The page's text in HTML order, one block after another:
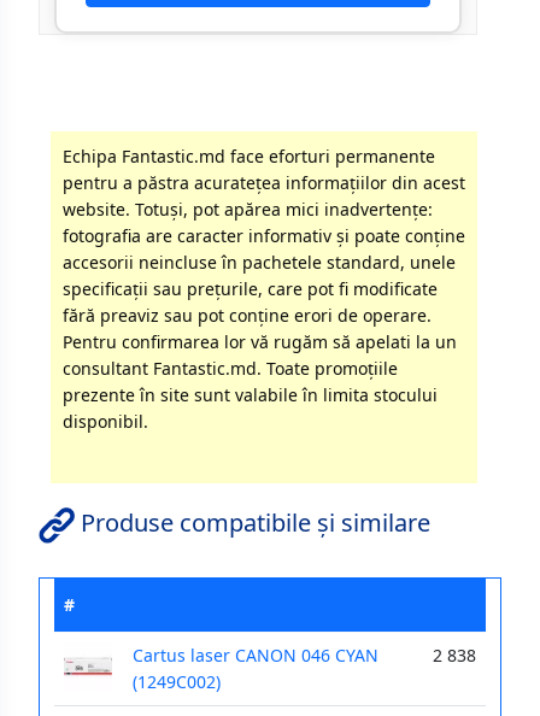
Echipa Fantastic.md face eforturi permanente
pentru a păstra acurateţea informaţiilor din acest
website. Totuși, pot apărea mici inadvertenţe:
fotografia are caracter informativ şi poate conţine
accesorii neincluse în pachetele standard, unele
specificaţii sau preţurile, care pot fi modificate
fără preaviz sau pot conţine erori de operare.
Pentru confirmarea lor vă rugăm să apelati la un
consultant Fantastic.md. Toate promoţiile
prezente în site sunt valabile în limita stocului
disponibil.
Produse compatibile și similare
#
Cartus laser CANON 046 CYAN
(1249C002)
2 838